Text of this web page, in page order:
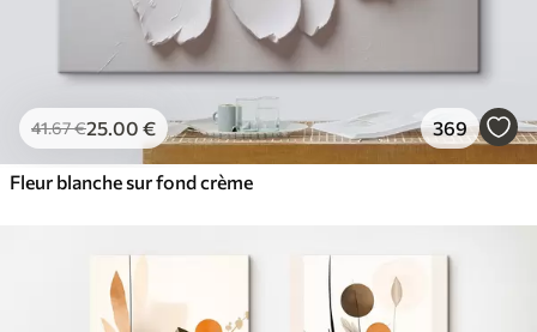
41.67€25.00 € 369
Fleur blanche sur fond crème